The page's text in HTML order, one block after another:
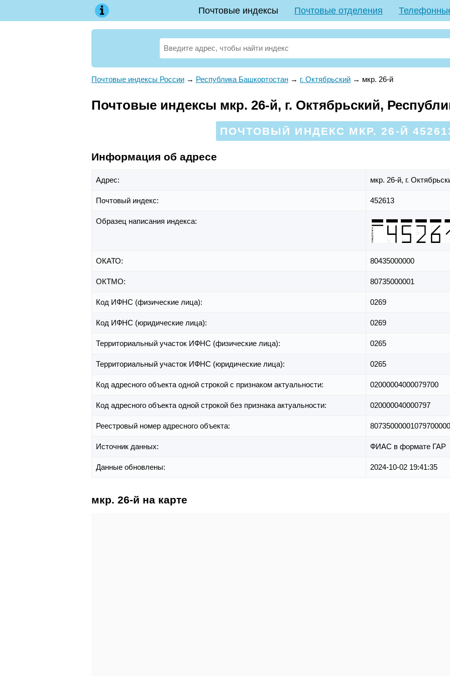
Почтовые индексы Почтовые отделения
Почтовые индексы России → Республика Башкортостан → г. Октябрьский → мкр. 26-й
Почтовые индексы мкр. 26-й, г. Октябрьский,
ПОЧТОВЫЙ ИНДЕКС МКР. 26-Й
Информация об адресе
Адрес: мкр. 26-й, г.
Почтовый индекс: 452613
Образец написания индекса:
ОКАТО: 80435000000
ОКТМО: 80735000001
Код ИФНС (физические лица): 0269
Код ИФНС (юридические лица): 0269
Территориальный участок ИФНС (физические лица): 0265
Территориальный участок ИФНС (юридические лица): 0265
Код адресного объекта одной строкой с признаком актуальности: 02000004000079700
Код адресного объекта одной строкой без признака актуальности: 020000040000797
Реестровый номер адресного объекта:
Источник данных: ФИАС в формате ГАР
Данные обновлены: 2024-10-02 19:41:35
мкр. 26-й на карте